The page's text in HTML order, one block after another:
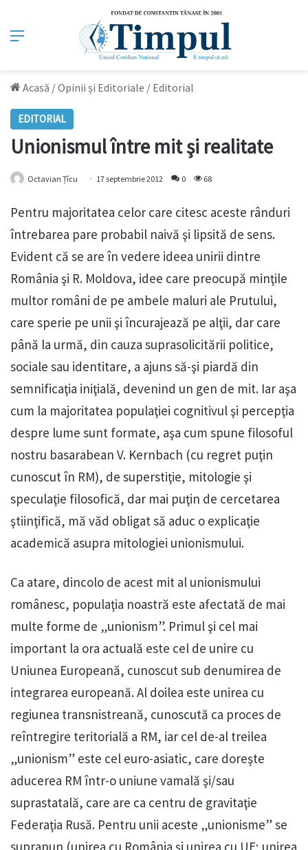
Meniu
Acasă /Opinii și Editoriale / Editorial
EDITORIAL
Unionismul între mit şi realitate
Octavian Țîcu 17 septembrie 2012 0 68
Pentru majoritatea celor care citesc aceste rânduri
întrebarea pare probabil naivă şi lipsită de sens.
Evident că se are în vedere ideea unirii dintre
România şi R. Moldova, idee care preocupă minţile
multor români de pe ambele maluri ale Prutului,
care sperie pe unii şi încurajează pe alţii, dar care
până la urmă, din cauza suprasolicitării politice,
sociale sau identitare, a ajuns să-şi piardă din
semnificaţia iniţială, devenind un gen de mit. Iar aşa
cum la majoritatea populaţiei cognitivul şi percepţia
despre lume sunt formate, aşa cum spune filosoful
nostru basarabean V. Kernbach (cu regret puţin
cunoscut în RM), de superstiţie, mitologie şi
speculaţie filosofică, dar mai puţin de cercetarea
ştiinţifică, mă văd obligat să aduc o explicaţie
academică asupra mitologiei unionismului.
Ca atare, dincolo de acest mit al unionismului
românesc, populaţia noastră este afectată de mai
multe forme de „unionism”. Primul şi cel mai
important la ora actuală este cel de unire cu
Uniunea Europeană, cunoscut sub denumirea de
integrarea europeană. Al doilea este unirea cu
regiunea transnistreană, cunoscută ca proces de
reîntregire teritorială a RM, iar cel de-al treilea
„unionism” este cel euro-asiatic, care doreşte
aducerea RM într-o uniune vamală şi/sau
suprastatală, care are ca centru de gravitaţie
Federaţia Rusă. Pentru unii aceste „unionisme” se